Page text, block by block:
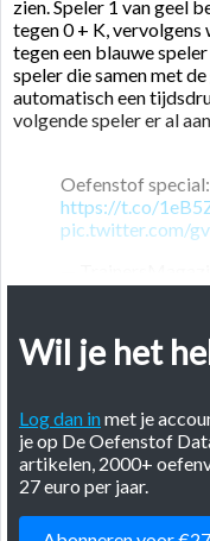
zien. Speler 1 van geel
tegen 0 + K,
tegen een blauwe
speler die samen met
automatisch een
volgende speler er al
Oefenstof
https://t.co/
pic.twitter.com/
2017
is (en er een chaos
elkaar heen hebt
- Kiezen voor een
- Als trainer aangeven
- Als trainer aangeven
Wil je het
Log dan inmet je
je op De Oefenstof
artikelen, 2000+
27 euro per jaar.